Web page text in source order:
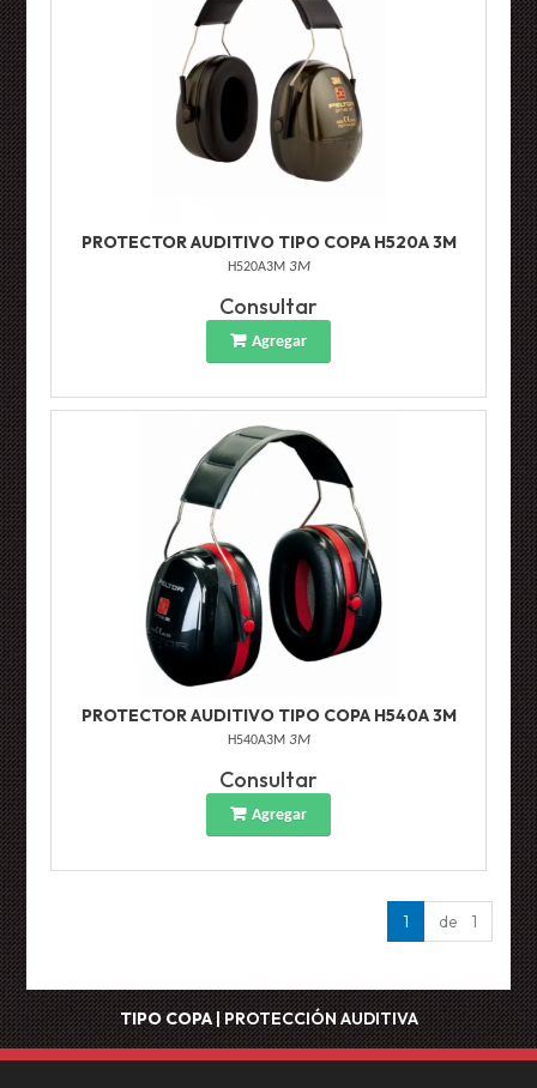
PROTECTOR AUDITIVO TIPO COPA H520A 3M
H520A3M 3M
Consultar
Agregar
PROTECTOR AUDITIVO TIPO COPA H540A 3M
H540A3M 3M
Consultar
Agregar
1 de 1
TIPO COPA|PROTECCIÓN AUDITIVA